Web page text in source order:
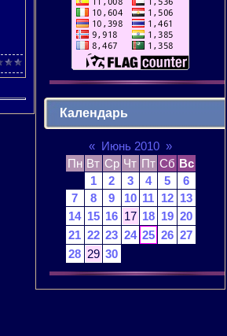
Календарь
« Июнь 2010 »
Пн Вт Ср Чт Пт Сб Вс
1
2 3 4 5
6
7
8 9 10 11 12 13
14 15 16 17 18 19 20
21 22 23 24 25 26 27
28 29 30